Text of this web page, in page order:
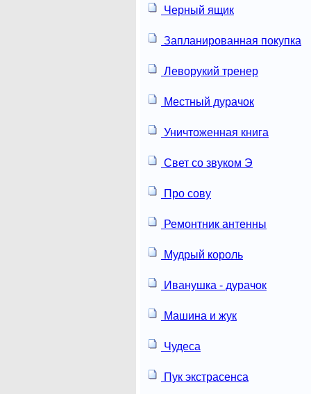
Черный ящик
Запланированная покупка
Леворукий тренер
Местный дурачок
Уничтоженная книга
Свет со звуком Э
Про сову
Ремонтник антенны
Мудрый король
Иванушка - дурачок
Машина и жук
Чудеса
Пук экстрасенса